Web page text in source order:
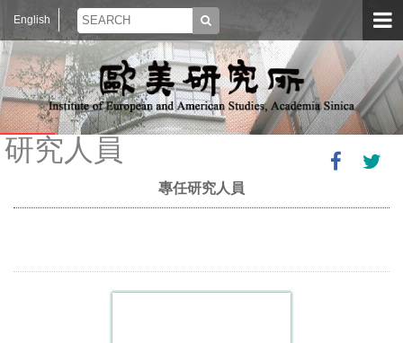
English
研究人員
專任研究人員